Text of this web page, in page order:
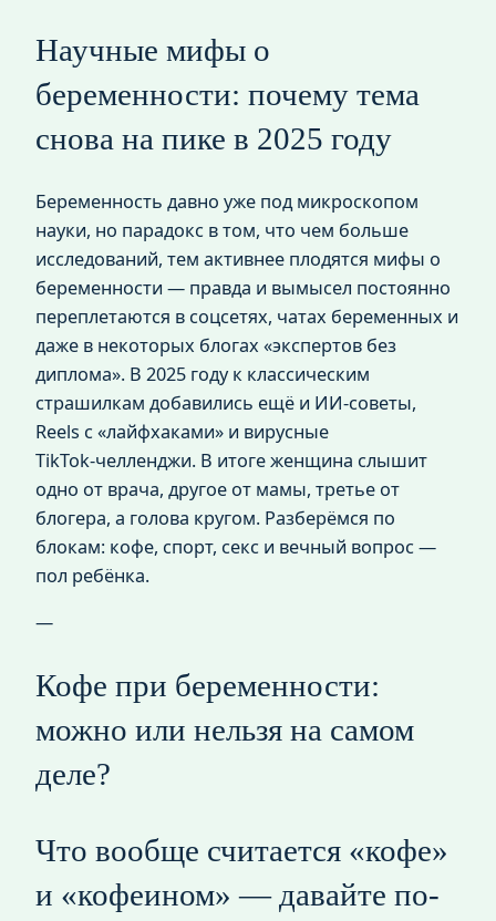
Научные мифы о
беременности: почему тема
снова на пике в 2025 году
Беременность давно уже под микроскопом
науки, но парадокс в том, что чем больше
исследований, тем активнее плодятся мифы о
беременности — правда и вымысел постоянно
переплетаются в соцсетях, чатах беременных и
даже в некоторых блогах «экспертов без
диплома». В 2025 году к классическим
страшилкам добавились ещё и ИИ‑советы,
Reels c «лайфхаками» и вирусные
TikTok‑челленджи. В итоге женщина слышит
одно от врача, другое от мамы, третье от
блогера, а голова кругом. Разберёмся по
блокам: кофе, спорт, секс и вечный вопрос —
пол ребёнка.
—
Кофе при беременности:
можно или нельзя на самом
деле?
Что вообще считается «кофе»
и «кофеином» — давайте по-